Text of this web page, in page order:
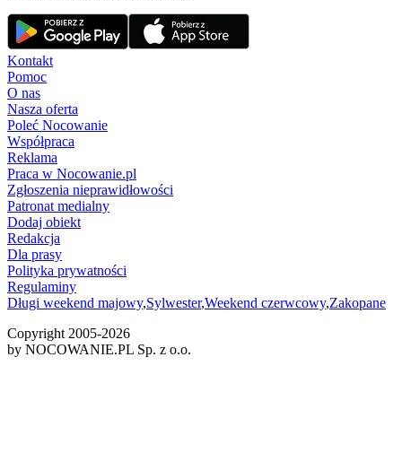
Kontakt
Pomoc
O nas
Nasza oferta
Poleć Nocowanie
Współpraca
Reklama
Praca w Nocowanie.pl
Zgłoszenia nieprawidłowości
Patronat medialny
Dodaj obiekt
Redakcja
Dla prasy
Polityka prywatności
Regulaminy
Długi weekend majowy,Sylwester,Weekend czerwcowy,Zakopane
Copyright 2005-2026
by NOCOWANIE.PL Sp. z o.o.